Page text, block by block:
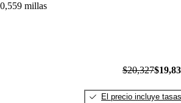
millas
$20,327
El precio incluye tasas